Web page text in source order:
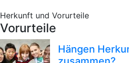
Herkunft und Vorurteile
Vorurteile
Hängen